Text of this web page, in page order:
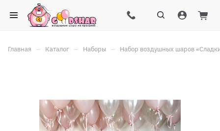
Главная – Каталог – Наборы – Набор воздушных шаров